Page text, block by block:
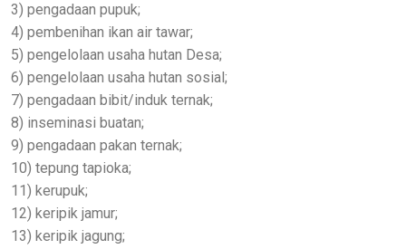
3) pengadaan pupuk;
4) pembenihan ikan air tawar;
5) pengelolaan usaha hutan Desa;
6) pengelolaan usaha hutan sosial;
7) pengadaan bibit/induk ternak;
8) inseminasi buatan;
9) pengadaan pakan ternak;
10) tepung tapioka;
11) kerupuk;
12) keripik jamur;
13) keripik jagung;